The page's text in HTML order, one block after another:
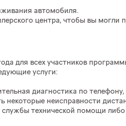
автомобиля.
центра, чтобы вы могли
для всех участников
услуги:
диагностика по
некоторые неисправности
службы технической помощи либо